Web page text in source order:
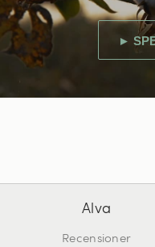
►
Alva
Recensioner